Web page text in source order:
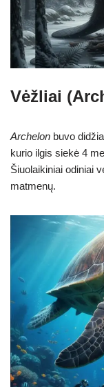
Vėžliai
Archelon buvo
kurio ilgis siekė 4
Šiuolaikiniai odiniai
matmenų.